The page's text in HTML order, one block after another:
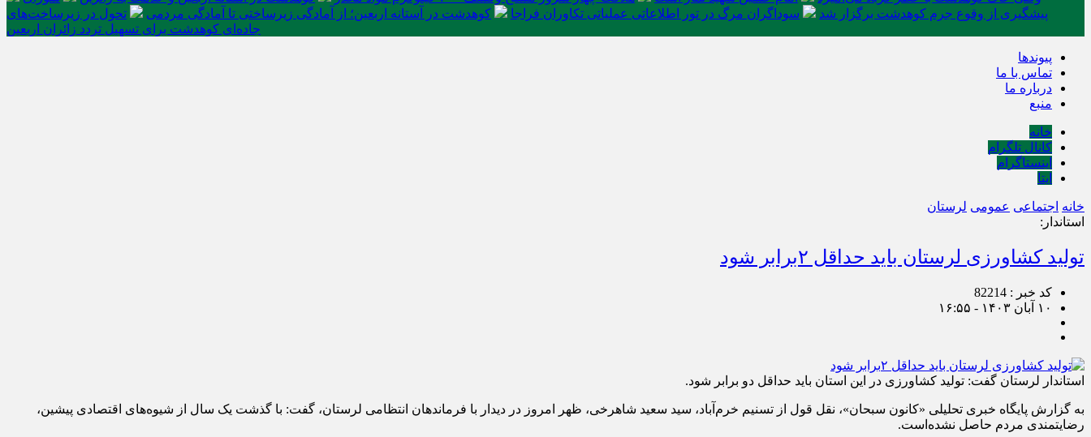
پیشگیری از وقوع جرم کوهدشت برگزار شد
سوداگران مرگ در تور اطلاعاتی عملیاتی تکاوران فراجا کوهدشت در آستانه اربعین؛ از آمادگی زیرساختی تا آمادگی مردمی
تحول در زیرساخت‌های
جاده‌ای کوهدشت برای تسهیل تردد زائران اربعین
پیوندها
تماس با ما
درباره ما
منبع
خانه
کانال تلگرام
اینستاگرام
ایتا
خانه اجتماعی عمومی لرستان
استاندار:
تولید کشاورزی لرستان باید حداقل ۲برابر شود
کد خبر : 82214
۱۰ آبان ۱۴۰۳ - ۱۶:۵۵
استاندار لرستان گفت: تولید کشاورزی در این استان باید حداقل دو برابر شود.
به گزارش پایگاه خبری تحلیلی «کانون سبحان»، نقل قول از تسنیم خر‌م‌آباد، سید سعید شاهرخی، ظهر امروز در دیدار با فرماندهان انتظامی لرستان، گفت: با گذشت یک سال از شیوه‌های اقتصادی پیشین،
رضایتمندی مردم حاصل نشده‌است.